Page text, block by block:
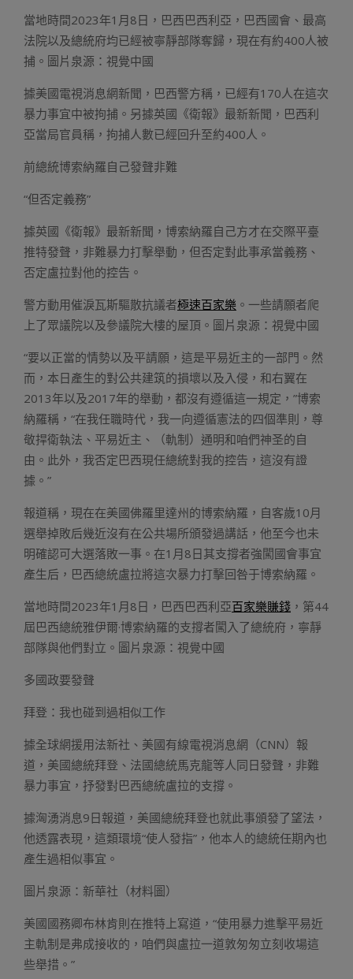
當地時間2023年1月8日，巴西巴西利亞，巴西國會、最高
法院以及總統府均已經被寧靜部隊奪歸，現在有約400人被
捕。圖片泉源：視覺中國
據美國電視消息網新聞，巴西警方稱，已經有170人在這次
暴力事宜中被拘捕。另據英國《衛報》最新新聞，巴西利
亞當局官員稱，拘捕人數已經回升至約400人。
前總統博索納羅自己發聲非難
“但否定義務”
據英國《衛報》最新新聞，博索納羅自己方才在交際平臺
推特發聲，非難暴力打擊舉動，但否定對此事承當義務、
否定盧拉對他的控告。
警方動用催淚瓦斯驅散抗議者極速百家樂 。一些請願者爬
上了眾議院以及參議院大樓的屋頂。圖片泉源：視覺中國
“要以正當的情勢以及平請願，這是平易近主的一部門。然
而，本日產生的對公共建筑的損壞以及入侵，和右翼在
2013年以及2017年的舉動，都沒有遵循這一規定，”博索
納羅稱，“在我任職時代，我一向遵循憲法的四個準則，尊
敬捍衛執法、平易近主、（軌制）通明和咱們神圣的自
由。此外，我否定巴西現任總統對我的控告，這沒有證
據。”
報道稱，現在在美國佛羅里達州的博索納羅，自客歲10月
選舉掉敗后幾近沒有在公共場所頒發過講話，他至今也未
明確認可大選落敗一事。在1月8日其支撐者強闖國會事宜
產生后，巴西總統盧拉將這次暴力打擊回咎于博索納羅。
當地時間2023年1月8日，巴西巴西利亞百家樂賺錢 ，第44
屆巴西總統雅伊爾·博索納羅的支撐者闖入了總統府，寧靜
部隊與他們對立。圖片泉源：視覺中國
多國政要發聲
拜登：我也碰到過相似工作
據全球網援用法新社、美國有線電視消息網（CNN）報
道，美國總統拜登、法國總統馬克龍等人同日發聲，非難
暴力事宜，抒發對巴西總統盧拉的支撐。
據洶湧消息9日報道，美國總統拜登也就此事頒發了望法，
他透露表現，這類環境“使人發指”，他本人的總統任期內也
產生過相似事宜。
圖片泉源：新華社（材料圖）
美國國務卿布林肯則在推特上寫道，“使用暴力進擊平易近
主軌制是弗成接收的，咱們與盧拉一道敦匆匆立刻收場這
些舉措。”